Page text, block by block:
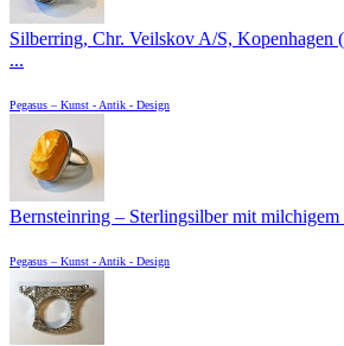
Silberring, Chr. Veilskov A/S, Kopenhagen
...
Pegasus – Kunst - Antik - Design
Bernsteinring – Sterlingsilber mit milchigem
Pegasus – Kunst - Antik - Design